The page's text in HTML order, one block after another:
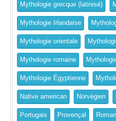
Mythologie grecque (latinisé)
Mythologie Irlandaise
Mythologie orientale
Mythologie romaine
Mythologie Égyptienne
Native american Norvégien
Portugais Provençal